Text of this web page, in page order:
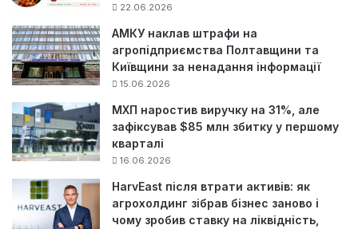
22.06.2026
АМКУ наклав штрафи на
агропідприємства Полтавщини та
Київщини за ненадання інформації
15.06.2026
МХП наростив виручку на 31%, але
зафіксував $85 млн збитку у першому
кварталі
16.06.2026
HarvEast після втрати активів: як
агрохолдинг зібрав бізнес заново і
чому зробив ставку на ліквідність,